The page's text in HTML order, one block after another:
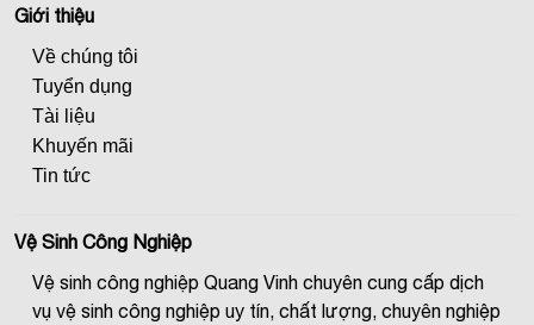
Giới thiệu
Về chúng tôi
Tuyển dụng
Tài liệu
Khuyến mãi
Tin tức
Vệ Sinh Công Nghiệp
Vệ sinh công nghiệp Quang Vinh chuyên cung cấp dịch
vụ vệ sinh công nghiệp uy tín, chất lượng, chuyên nghiệp